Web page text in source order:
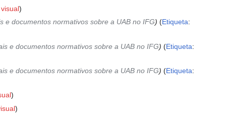
e documentos normativos sobre a UAB no IFG Etiqueta:
e documentos normativos sobre a UAB no IFG Etiqueta:
e documentos normativos sobre a UAB no IFG Etiqueta: